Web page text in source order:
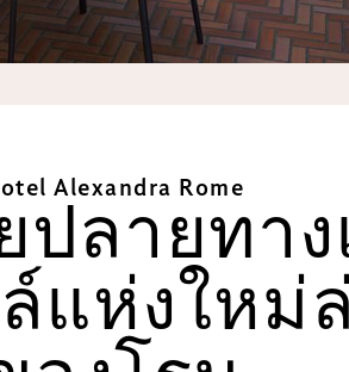
Alexandra Rome
ปลายทาง
แห่งใหม่